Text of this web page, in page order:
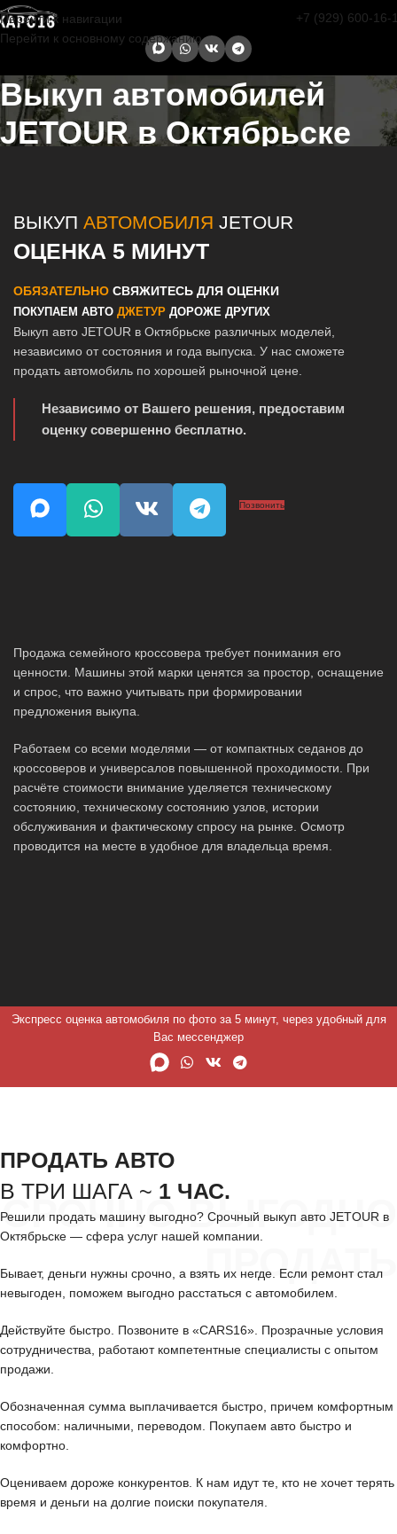
Перейти к навигации
Перейти к основному содержанию
+7 (929) 600-16-
Выкуп автомобилей
JETOUR в Октябрьске
ВЫКУП АВТОМОБИЛЯ JETOUR
ОЦЕНКА 5 МИНУТ
ОБЯЗАТЕЛЬНО СВЯЖИТЕСЬ ДЛЯ ОЦЕНКИ
ПОКУПАЕМ АВТО ДЖЕТУР ДОРОЖЕ ДРУГИХ
Выкуп авто JETOUR в Октябрьске различных моделей,
независимо от состояния и года выпуска. У нас сможете
продать автомобиль по хорошей рыночной цене.
Независимо от Вашего решения, предоставим
оценку совершенно бесплатно.
Позвонить
Продажа семейного кроссовера требует понимания его
ценности. Машины этой марки ценятся за простор, оснащение
и спрос, что важно учитывать при формировании
предложения выкупа.
Работаем со всеми моделями — от компактных седанов до
кроссоверов и универсалов повышенной проходимости. При
расчёте стоимости внимание уделяется техническому
состоянию, техническому состоянию узлов, истории
обслуживания и фактическому спросу на рынке. Осмотр
проводится на месте в удобное для владельца время.
Экспресс оценка автомобиля по фото за 5 минут, через удобный для
Вас мессенджер
СРОЧНО ВЫГОДНО
ПРОДАТЬ
ПРОДАТЬ АВТО
В ТРИ ШАГА ~ 1 ЧАС.
Решили продать машину выгодно? Срочный выкуп авто JETOUR в
Октябрьске — сфера услуг нашей компании.
Бывает, деньги нужны срочно, а взять их негде. Если ремонт стал
невыгоден, поможем выгодно расстаться с автомобилем.
Действуйте быстро. Позвоните в «CARS16». Прозрачные условия
сотрудничества, работают компетентные специалисты с опытом
продажи.
Обозначенная сумма выплачивается быстро, причем комфортным
способом: наличными, переводом. Покупаем авто быстро и
комфортно.
Оцениваем дороже конкурентов. К нам идут те, кто не хочет терять
время и деньги на долгие поиски покупателя.